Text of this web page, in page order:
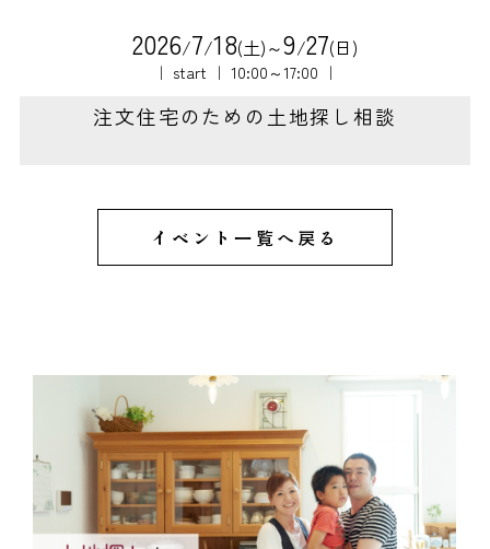
2026/7/18(土)～9/27(日)
｜ start ｜ 10:00～17:00 ｜
注文住宅のための土地探し相談
イベント一覧へ戻る